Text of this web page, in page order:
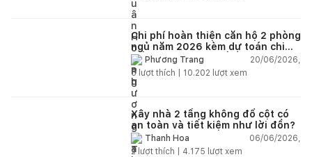
Chi phí hoàn thiện căn hộ 2 phòng
ngủ năm 2026 kèm dự toán chi
tiết và ví dụ thực tế
Phương Trang
20/06/2026,
5 lượt thích | 10.202 lượt xem
Xây nhà 2 tầng không đổ cột có
an toàn và tiết kiệm như lời đồn?
Thanh Hoa
06/06/2026,
2lượt thích | 4.175 lượt xem